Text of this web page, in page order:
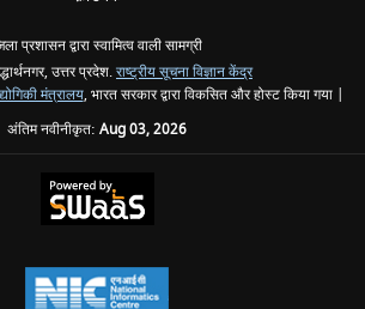
प्रशासन द्वारा स्वामित्व वाली सामग्री
उत्तर प्रदेश.राष्ट्रीय सूचना विज्ञान केंद्र
मंत्रालय, भारत सरकार द्वारा विकसित और होस्ट किया गया |
अंतिम नवीनीकृत: Aug 03, 2026